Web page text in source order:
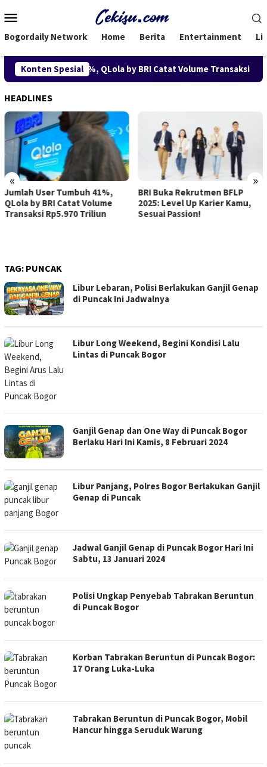
ke
kontenMobile
Bogordaily Network Home Berita Entertainment
Konten Spesial
User Tumbuh 41%, QLola by BRI Catat Volume Transaksi
HEADLINES
« »
Jumlah User Tumbuh 41%,
QLola by BRI Catat Volume
Transaksi Rp5.970 Triliun
BRI Buka Rekrutmen BFLP
2025: Level Up Karier Kamu,
Sesuai Passion!
TAG: PUNCAK
Libur Lebaran, Polisi Berlakukan Ganjil Genap
di Puncak Ini Jadwalnya
Libur Long Weekend, Begini Kondisi Lalu
Lintas di Puncak Bogor
Ganjil Genap dan One Way di Puncak Bogor
Berlaku Hari Ini Kamis, 8 Februari 2024
Libur Panjang, Polres Bogor Berlakukan Ganjil
Genap di Puncak
Jadwal Ganjil Genap di Puncak Bogor Hari Ini
Sabtu, 13 Januari 2024
Polisi Ungkap Penyebab Tabrakan Beruntun
di Puncak Bogor
Korban Tabrakan Beruntun di Puncak Bogor:
17 Orang Luka-Luka
Tabrakan Beruntun di Puncak Bogor, Mobil
Hancur hingga Seruduk Warung